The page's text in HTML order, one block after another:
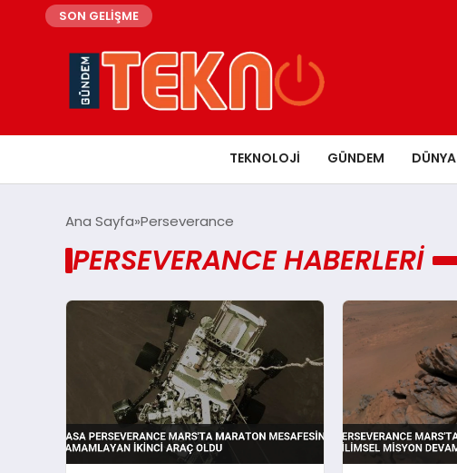
SON GELİŞME
TEKNOLOJI GÜNDEM DÜNYA
Ana Sayfa Perseverance
PERSEVERANCE HABERLERI